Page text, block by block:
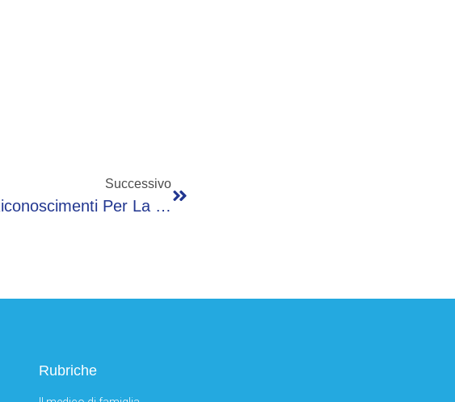
Successivo
Botteghe Storiche, 61 Nuovi Riconoscimenti Per La Provincia Di Bergamo
Rubriche